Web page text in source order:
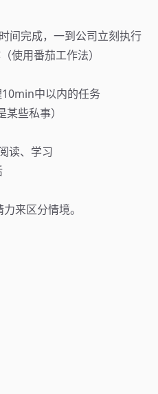
间完成，一到公司立刻执行
使用番茄工作法）
中以内的任务
些私事）
读、学习
来区分情境。